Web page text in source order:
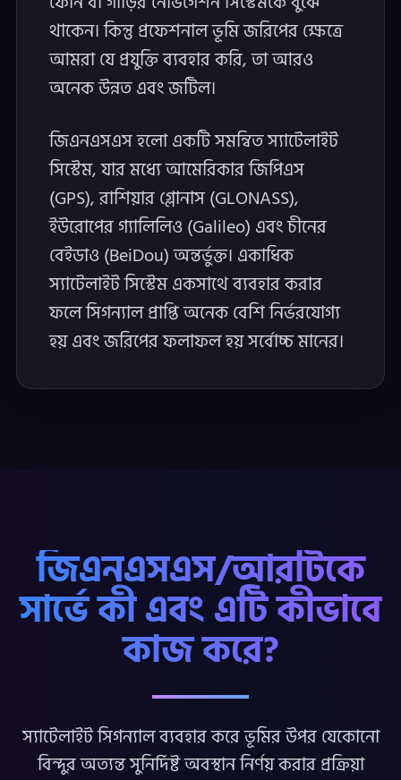
থাকেন। কিন্তু প্রফেশনাল ভূমি জরিপের ক্ষেত্রে
আমরা যে প্রযুক্তি ব্যবহার করি, তা আরও
অনেক উন্নত এবং জটিল।
জিএনএসএস হলো একটি সমন্বিত স্যাটেলাইট
সিস্টেম, যার মধ্যে আমেরিকার জিপিএস
(GPS), রাশিয়ার গ্লোনাস (GLONASS),
ইউরোপের গ্যালিলিও (Galileo) এবং চীনের
বেইডাও (BeiDou) অন্তর্ভুক্ত। একাধিক
স্যাটেলাইট সিস্টেম একসাথে ব্যবহার করার
ফলে সিগন্যাল প্রাপ্তি অনেক বেশি নির্ভরযোগ্য
হয় এবং জরিপের ফলাফল হয় সর্বোচ্চ মানের।
জিএনএসএস/আরটিকে
সার্ভে কী এবং এটি কীভাবে
কাজ করে?
স্যাটেলাইট সিগন্যাল ব্যবহার করে ভূমির উপর যেকোনো
বিন্দুর অত্যন্ত সুনির্দিষ্ট অবস্থান নির্ণয় করার প্রক্রিয়া